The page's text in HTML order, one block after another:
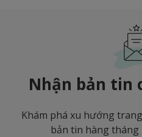
Nhận bản tin
Khám phá xu hướng
bản tin hàng tháng